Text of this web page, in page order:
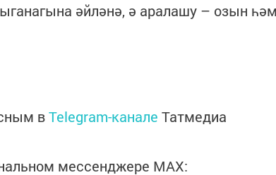
әйләнә, ә аралашу – озын
вTelegram-канале Татмедиа
мессенджере MАХ: